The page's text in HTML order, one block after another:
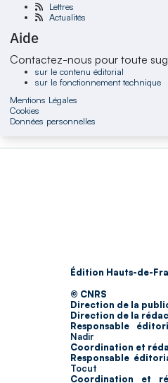
Lettres
Actualités
Aide
Contactez-nous pour toute
sur le contenu éditorial
sur le fonctionnement technique
Mentions Légales
Cookies
Données personnelles
Édition Hauts-de-
© CNRS
Direction de la
Direction de la
Responsable
Nadir
Coordination et
Responsable
Tocut
Coordination et